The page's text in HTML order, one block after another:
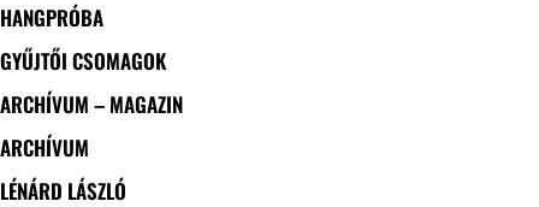
HANGPRÓBA
GYŰJTŐI CSOMAGOK
ARCHÍVUM – MAGAZIN
ARCHÍVUM
LÉNÁRD LÁSZLÓ